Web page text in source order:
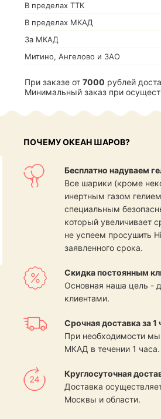
В пределах ТТК
В пределах МКАД
За МКАД
Митино, Ангелово и ЗАО
При заказе от 7000 рублей
Минимальный заказ при
ПОЧЕМУ ОКЕАН ШАРОВ?
Бесплатно надуваем
Все шарики (кроме
инертным газом
специальным
который увеличивает
не успеем просушить
заявленного срока.
Скидка постоянным
Основная наша цель -
клиентами.
Срочная доставка за 1
При необходимости
МКАД в течении 1 часа.
Круглосуточная
Доставка
Москвы и области.